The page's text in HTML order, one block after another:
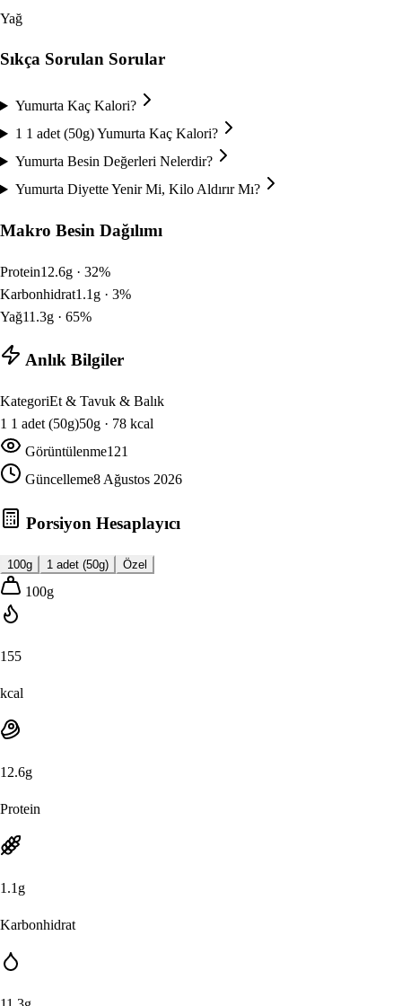
Yağ
Sıkça Sorulan Sorular
Yumurta Kaç Kalori?
1 1 adet (50g) Yumurta Kaç Kalori?
Yumurta Besin Değerleri Nelerdir?
Yumurta Diyette Yenir Mi, Kilo Aldırır Mı?
Makro Besin Dağılımı
Protein12.6g · 32%
Karbonhidrat1.1 g · 3%
Yağ11.3g · 65%
Anlık Bilgiler
KategoriEt & Tavuk & Balık
1 1 adet (50g)50g · 78 kcal
Görüntülenme121
Güncelleme8 Ağustos 2026
Porsiyon Hesaplayıcı
100g 1 adet (50g) Özel
100g
155
kcal
12.6g
Protein
1.1g
Karbonhidrat